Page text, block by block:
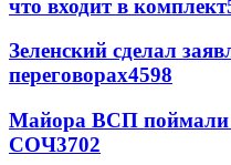
что входит в комплект
Зеленский сделал
переговорах4598
Майора ВСП
СОЧ3702